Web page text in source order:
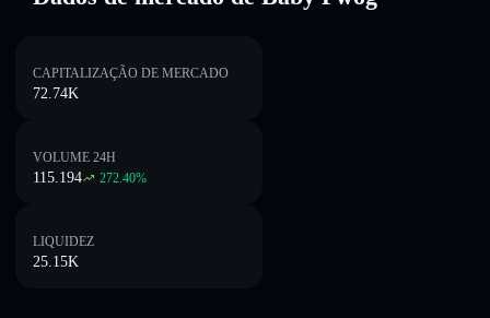
CAPITALIZAÇÃO DE MERCADO
72.74K
VOLUME 24H
115.194 272.40%
LIQUIDEZ
25.15K